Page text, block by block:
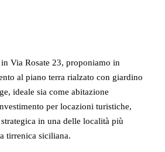
Via Rosate 23, proponiamo in
al piano terra rialzato con giardino
ideale sia come abitazione
per locazioni turistiche,
in una delle località più
tirrenica siciliana.